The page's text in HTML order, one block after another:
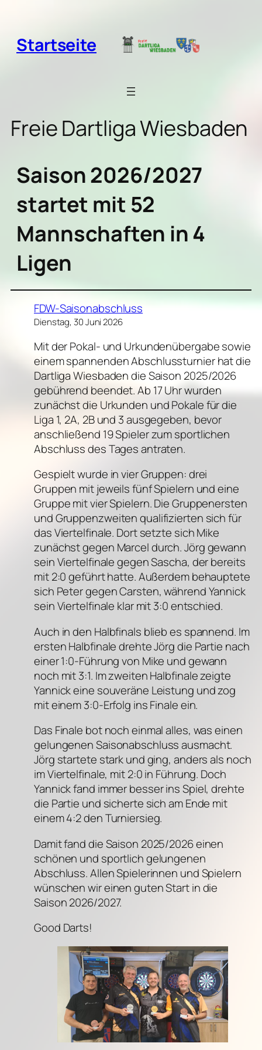
springen
Startseite
Freie Dartliga Wiesbaden
Saison 2026/2027
startet mit 52
Mannschaften in 4
Ligen
FDW-Saisonabschluss
Dienstag, 30 Juni 2026
Mit der Pokal- und Urkundenübergabe sowie
einem spannenden Abschlussturnier hat die
Dartliga Wiesbaden die Saison 2025/2026
gebührend beendet. Ab 17 Uhr wurden
zunächst die Urkunden und Pokale für die
Liga 1, 2A, 2B und 3 ausgegeben, bevor
anschließend 19 Spieler zum sportlichen
Abschluss des Tages antraten.
Gespielt wurde in vier Gruppen: drei
Gruppen mit jeweils fünf Spielern und eine
Gruppe mit vier Spielern. Die Gruppenersten
und Gruppenzweiten qualifizierten sich für
das Viertelfinale. Dort setzte sich Mike
zunächst gegen Marcel durch. Jörg gewann
sein Viertelfinale gegen Sascha, der bereits
mit 2:0 geführt hatte. Außerdem behauptete
sich Peter gegen Carsten, während Yannick
sein Viertelfinale klar mit 3:0 entschied.
Auch in den Halbfinals blieb es spannend. Im
ersten Halbfinale drehte Jörg die Partie nach
einer 1:0-Führung von Mike und gewann
noch mit 3:1. Im zweiten Halbfinale zeigte
Yannick eine souveräne Leistung und zog
mit einem 3:0-Erfolg ins Finale ein.
Das Finale bot noch einmal alles, was einen
gelungenen Saisonabschluss ausmacht.
Jörg startete stark und ging, anders als noch
im Viertelfinale, mit 2:0 in Führung. Doch
Yannick fand immer besser ins Spiel, drehte
die Partie und sicherte sich am Ende mit
einem 4:2 den Turniersieg.
Damit fand die Saison 2025/2026 einen
schönen und sportlich gelungenen
Abschluss. Allen Spielerinnen und Spielern
wünschen wir einen guten Start in die
Saison 2026/2027.
Good Darts!